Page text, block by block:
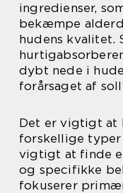
ingredienser,
bekæmpe
hudens kvalitet.
dybt nede i
forårsaget af
Det er vigtigt at
forskellige typer
vigtigt at finde
og specifikke
fokuserer